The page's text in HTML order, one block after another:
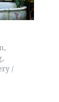
,
,
/